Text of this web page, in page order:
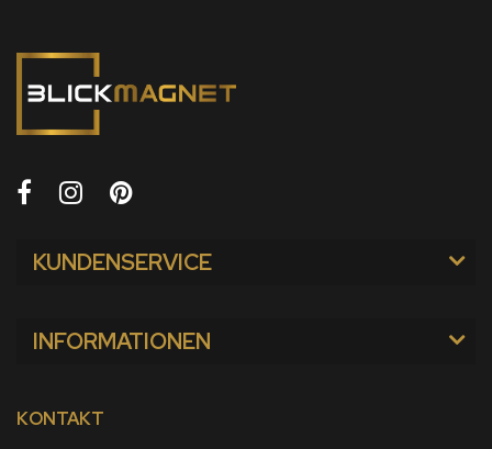
KUNDENSERVICE
INFORMATIONEN
KONTAKT